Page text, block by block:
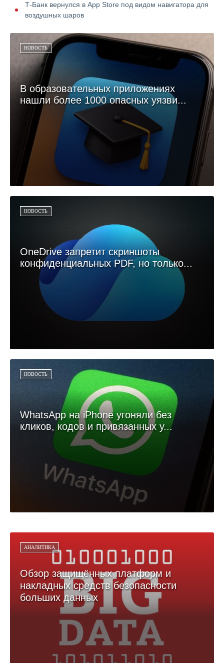
Т-Банк вернулся в App Store под видом навигатора для
воздушных шаров
НОВОСТЬ
В образовательных приложениях
нашли более 1000 опасных уязви...
НОВОСТЬ
OneDrive запретит скриншоты
конфиденциальных PDF, но только...
НОВОСТЬ
WhatsApp на iPhone угоняли без
кликов, кодов и привязанных у...
АНАЛИТИКА
Обзор защищённых платформ и
накладных средств безопасности
больших данных